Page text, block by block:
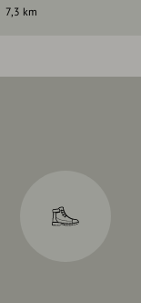
7,3 km